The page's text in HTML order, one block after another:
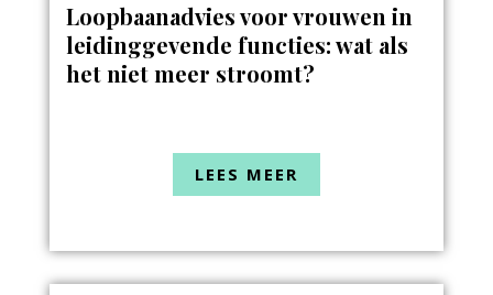
Loopbaanadvies voor vrouwen in
leidinggevende functies: wat als
het niet meer stroomt?
LEES MEER